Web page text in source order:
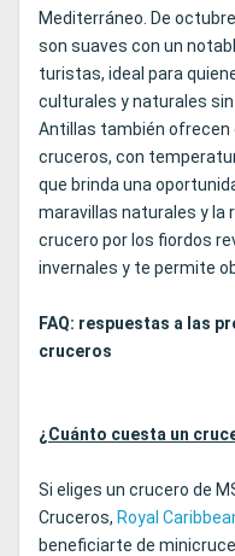
Mediterráneo. De
son suaves con un
turistas, ideal para
culturales y naturales
Antillas también ofrecen
cruceros, con
que brinda una
maravillas naturales y la
crucero por los fiordos
invernales y te permite
FAQ: respuestas a las
cruceros
¿Cuánto cuesta un
Si eliges un crucero de
Cruceros, Royal
beneficiarte de